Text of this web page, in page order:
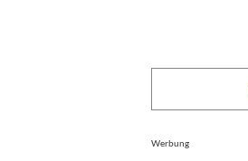
Werbung